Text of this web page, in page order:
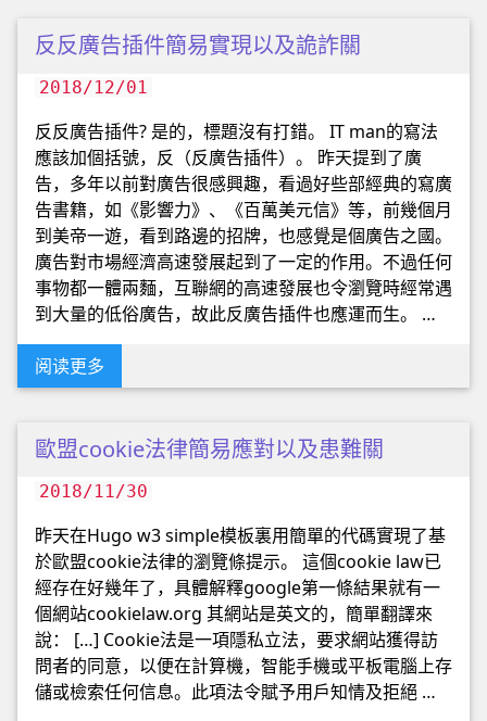
反反廣告插件簡易實現以及詭詐關
2018/12/01
反反廣告插件? 是的，標題沒有打錯。 IT man的寫法
應該加個括號，反（反廣告插件）。 昨天提到了廣
告，多年以前對廣告很感興趣，看過好些部經典的寫廣
告書籍，如《影響力》、《百萬美元信》等，前幾個月
到美帝一遊，看到路邊的招牌，也感覺是個廣告之國。
廣告對市場經濟高速發展起到了一定的作用。不過任何
事物都一體兩麵，互聯網的高速發展也令瀏覽時經常遇
到大量的低俗廣告，故此反廣告插件也應運而生。 …
阅读更多
歐盟cookie法律簡易應對以及患難關
2018/11/30
昨天在Hugo w3 simple模板裏用簡單的代碼實現了基
於歐盟cookie法律的瀏覽條提示。 這個cookie law已
經存在好幾年了，具體解釋google第一條結果就有一
個網站cookielaw.org 其網站是英文的，簡單翻譯來
說： […] Cookie法是一項隱私立法，要求網站獲得訪
問者的同意，以便在計算機，智能手機或平板電腦上存
儲或檢索任何信息。此項法令賦予用戶知情及拒絕 …